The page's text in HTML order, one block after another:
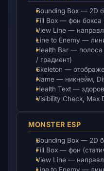
Bounding Box — 2D
Fill Box — фон бокса
View Line —
Line to Enemy —
Health Bar — полоса
/ градиент)
Skeleton —
Name — никнейм,
Health Text —
Visibility Check, Max
MONSTER ESP
Bounding Box — 2D
Fill Box — фон
View Line —